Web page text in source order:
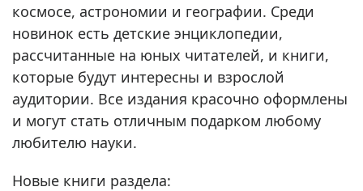
космосе, астрономии и географии. Среди
новинок есть детские энциклопедии,
рассчитанные на юных читателей, и книги,
которые будут интересны и взрослой
аудитории. Все издания красочно оформлены
и могут стать отличным подарком любому
любителю науки.
Новые книги раздела: